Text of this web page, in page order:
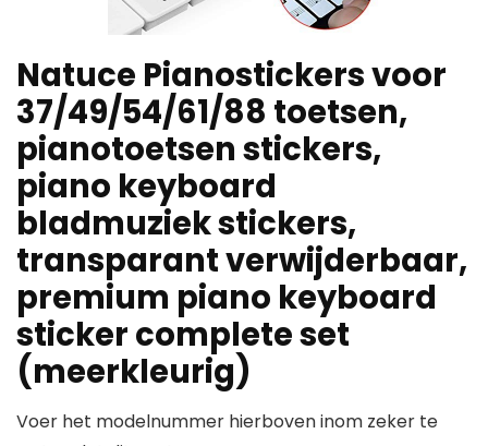
Natuce Pianostickers voor
37/49/54/61/88 toetsen,
pianotoetsen stickers,
piano keyboard
bladmuziek stickers,
transparant verwijderbaar,
premium piano keyboard
sticker complete set
(meerkleurig)
Voer het modelnummer hierboven inom zeker te